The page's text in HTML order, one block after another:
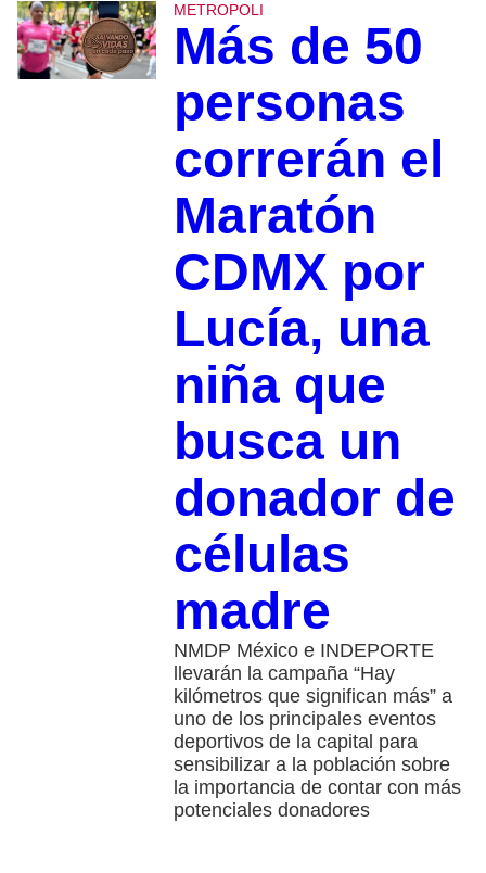
METROPOLI
Más de 50
personas
correrán el
Maratón
CDMX por
Lucía, una
niña que
busca un
donador de
células
madre
NMDP México e INDEPORTE
llevarán la campaña “Hay
kilómetros que significan más” a
uno de los principales eventos
deportivos de la capital para
sensibilizar a la población sobre
la importancia de contar con más
potenciales donadores